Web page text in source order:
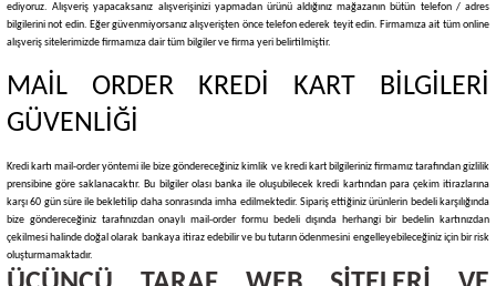
ediyoruz. Alışveriş yapacaksanız alışverişinizi yapmadan ürünü aldığınız mağazanın bütün telefon / adres
bilgilerini not edin. Eğer güvenmiyorsanız alışverişten önce telefon ederek teyit edin. Firmamıza ait tüm online
alışveriş sitelerimizde firmamıza dair tüm bilgiler ve firma yeri belirtilmiştir.
MAİL ORDER KREDİ KART BİLGİLERİ
GÜVENLİĞİ
Kredi kartı mail-order yöntemi ile bize göndereceğiniz kimlik ve kredi kart bilgileriniz firmamız tarafından gizlilik
prensibine göre saklanacaktır. Bu bilgiler olası banka ile oluşubilecek kredi kartından para çekim itirazlarına
karşı 60 gün süre ile bekletilip daha sonrasında imha edilmektedir. Sipariş ettiğiniz ürünlerin bedeli karşılığında
bize göndereceğiniz tarafınızdan onaylı mail-order formu bedeli dışında herhangi bir bedelin kartınızdan
çekilmesi halinde doğal olarak bankaya itiraz edebilir ve bu tutarın ödenmesini engelleyebileceğiniz için bir risk
oluşturmamaktadır.